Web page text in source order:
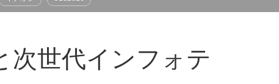
次世代インフォテ